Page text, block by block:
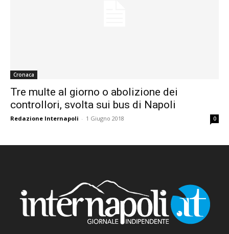
Cronaca
Tre multe al giorno o abolizione dei
controllori, svolta sui bus di Napoli
Redazione Internapoli - 1 Giugno 2018 0